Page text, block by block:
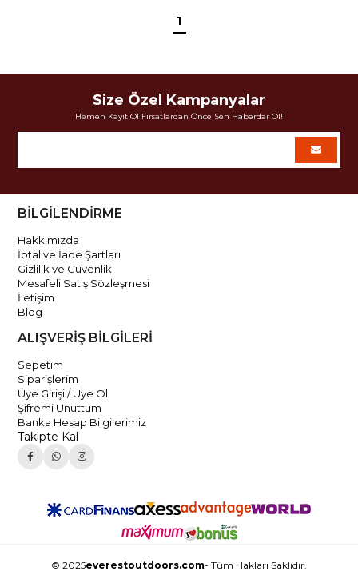
1
Size Özel Kampanyalar
Hemen Kayıt Ol Fırsatlardan Önce Sen Haberdar Ol!
BİLGİLENDİRME
Hakkımızda
İptal ve İade Şartları
Gizlilik ve Güvenlik
Mesafeli Satış Sözleşmesi
İletişim
Blog
ALIŞVERİŞ BİLGİLERİ
Sepetim
Siparişlerim
Üye Girişi / Üye Ol
Şifremi Unuttum
Banka Hesap Bilgilerimiz
Takipte Kal
© 2025everestoutdoors.com- Tüm Hakları Saklıdır.